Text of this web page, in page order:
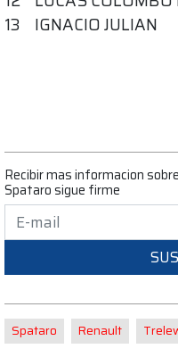
13 IGNACIO JULIAN
Recibir mas informacion sobre
Spataro sigue firme
Spataro Renault